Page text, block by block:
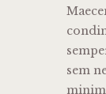
sem